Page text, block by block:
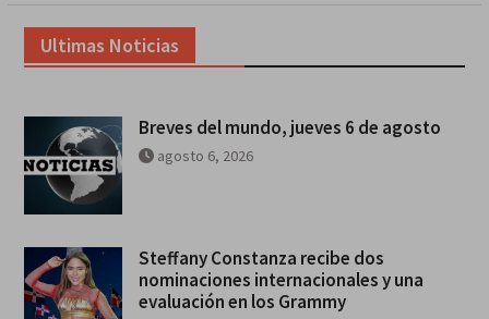
Ultimas Noticias
Breves del mundo, jueves 6 de agosto
agosto 6, 2026
Steffany Constanza recibe dos
nominaciones internacionales y una
evaluación en los Grammy